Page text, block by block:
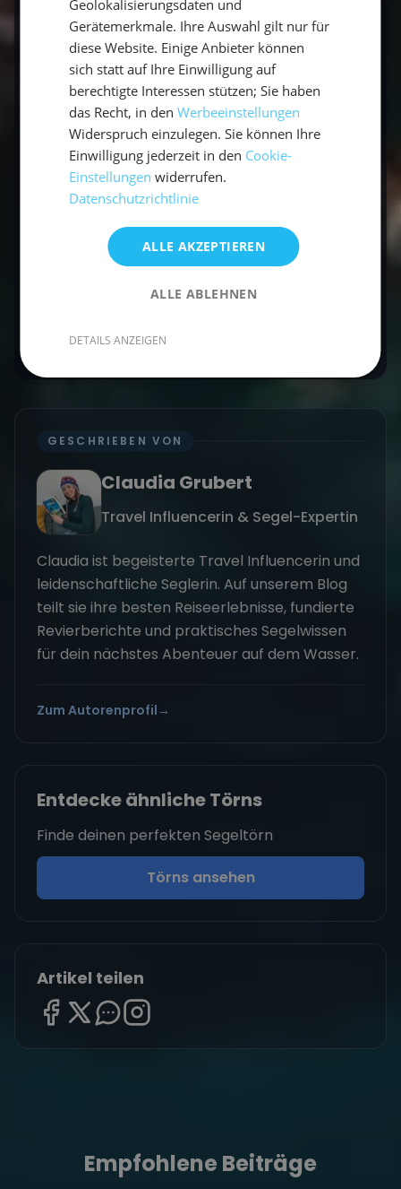
angenehm warm, weniger voll und ideal zum
Segeln.
Wann ist es auf den Balearen am
wärmsten?
Juli und August mit oft über 30 °C – ideal zum
Baden, aber heiß und belebt.
Wann ist die günstigste Reisezeit?
Die Nebensaison im Frühling und Herbst ist
günstiger und deutlich ruhiger als der
GESCHRIEBEN VON
Claudia Grubert
Travel Influencerin & Segel-Expertin
Claudia ist begeisterte Travel Influencerin und
leidenschaftliche Seglerin. Auf unserem Blog
teilt sie ihre besten Reiseerlebnisse, fundierte
Revierberichte und praktisches Segelwissen
für dein nächstes Abenteuer auf dem Wasser.
Zum Autorenprofil →
Entdecke ähnliche Törns
Finde deinen perfekten Segeltörn
Törns ansehen
Artikel teilen
Empfohlene Beiträge
Geolokalisierungsdaten und
Gerätemerkmale. Ihre Auswahl gilt nur für
diese Website. Einige Anbieter können
sich statt auf Ihre Einwilligung auf
berechtigte Interessen stützen; Sie haben
das Recht, in denWerbeeinstellungen
Widerspruch einzulegen. Sie können Ihre
Einwilligung jederzeit in den Cookie-
Einstellungen widerrufen.
Datenschutzrichtlinie
ALLE AKZEPTIEREN
ALLE ABLEHNEN
DETAILS ANZEIGEN